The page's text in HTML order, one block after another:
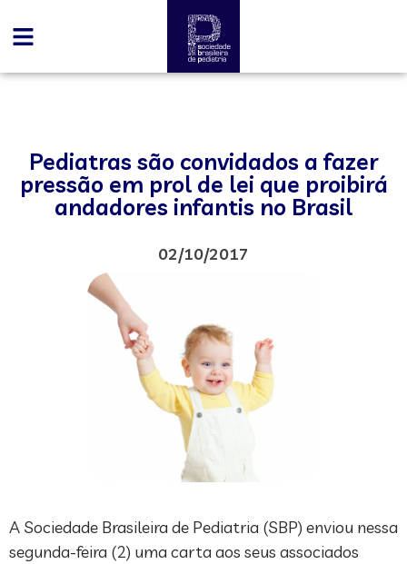
Pediatras são convidados a fazer
pressão em prol de lei que proibirá
andadores infantis no Brasil
02/10/2017
A Sociedade Brasileira de Pediatria (SBP) enviou nessa
segunda-feira (2) uma carta aos seus associados